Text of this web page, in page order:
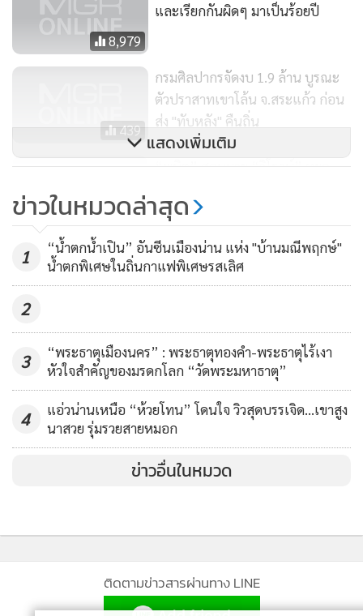
อิฐก่อโค้งรับกับพระศออยู่ พร้อมกับใช้ปูนขาวฉาบผิวอีกชั้นหนึ่ง
นอกจากนี้ยังพบที่ส่วนพระโสนีอีกด้วย รูปแบบของพระนอน
หรือพระพุทะไสยาสน์นี้ ได้รับอิทธิพลของศิลปแบบทวารวดี ที่มี
อิทธิพลของศิลปะแบบพื้นเมือง คงสร้างขึ้นราวพุทธศตวรรษที่
13 เป็นต้นมา ใกล้เคียงกับชุมชนสมัยทวารวดีภายในเมืองโบราณ
เสมานั้นเอง
.
เสมาราม เป็นที่เรียบร้อยแล้ว ภายในวัดยังมีพิพิธภัณฑ์ซึ่งเกิดขึ้น
จากความร่วมมือระหว่างกรมศิลปากร และวัดธรรมจักรเสมาราม
โดยจัดเเสดงโบราณวัตถุ ตลอดจนบอกเล่าพัฒนาการทาง
โบราณคดีและประวัติศาสตร์เมืองโบราณเสมา ให้ทุกท่านได้ชม
พร้อมกับการเรียนรู้กันอีกด้วย และก่อนเดินทางกลับก็ขอเชิญ
ชวนให้ทุกท่านเเวะชมเมืองโบราณเสมา ซึ่งมีโบราณสถานภายใน
เมืองกว่า 9 แห่ง เพื่อให้การเดินทางมาในครั้งนี้ จะได้รู้จักโบราณ
สถาน โบราณวัตถุ เเละซึมซับความรู้ เกี่ยวกับเมืองโบราณเสมา
เเละพระนอนเมืองเสมาให้มากยิ่งขึ้น ค่ะ
สามารถติดต่อสอบถามข้อมูล และการเดินทางเข้าสู่แหล่ง ได้ที่
เบอร์โทรศัพท์ 044-471-518 หรือ DM มาที่ Facebook
fanpage สำนักศิลปากรที่ 10 นครราชสีมา ได้เลยค่ะ
หน่วยศิลปากรที่ 6. (2534). รายงานการบูรณะพระนอนวัด
ธรรมจักรเสมาราม อำเภอสูงเนิน จังหวัดนครราชสีมา. เอกสารอัด
8,979
และเรียกกันผิดๆ มาเป็นร้อยปี
439
กรมศิลปากรจัดงบ 1.9 ล้าน บูรณะ
ตัวปราสาทเขาโล้น จ.สระแก้ว ก่อน
ส่ง "ทับหลัง" คืนถิ่น
1,561
“พนิต” สอนมวย “วิโรจน์” หยุด
“ทวงคืนสนามหลวง” ทำ
ปชช.สับสน
แสดงเพิ่มเติม
ข่าวในหมวดล่าสุด
1
“น้ำตกน้ำเปิน” อันซีนเมืองน่าน แห่ง "บ้านมณีพฤกษ์"
น้ำตกพิเศษในถิ่นกาแฟพิเศษรสเลิศ
2
3
“พระธาตุเมืองนคร” : พระธาตุทองคำ-พระธาตุไร้เงา
หัวใจสำคัญของมรดกโลก “วัดพระมหาธาตุ”
4
แอ่วน่านเหนือ “ห้วยโทน” โดนใจ วิวสุดบรรเจิด...เขาสูง
นาสวย รุ่มรวยสายหมอก
ข่าวอื่นในหมวด
ติดตามข่าวสารผ่านทาง LINE